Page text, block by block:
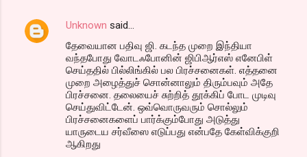
Unknown said…
தேவையான பதிவு ஜி. கடந்த முறை இந்தியா
வந்தபோது வோடஃபோனின் ஜிபிஆர்எஸ் எனேபிள்
செய்ததில் பில்லிங்கில் பல பிரச்சனைகள். எத்தனை
முறை அழைத்துச் சொன்னாலும் திரும்பவும் அதே
பிரச்சனை. தலையைச் சுற்றித் தூக்கிப் போட முடிவு
செய்துவிட்டேன். ஒவ்வொருவரும் சொல்லும்
பிரச்சனைகளைப் பார்க்கும்போது அடுத்து
யாருடைய சர்வீஸை எடுப்பது என்பதே கேள்விக்குறி
ஆகிறது